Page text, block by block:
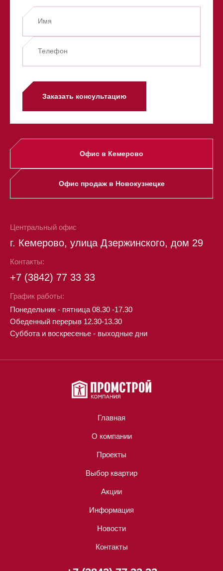
Заказать консультацию
Офис в Кемерово
Офис продаж в Новокузнецке
Центральный офис
г. Кемерово, улица Дзержинского, дом 29
Контакты:
+7 (3842) 77 33 33
График работы:
Понедельник - пятница 08.30 -17.30
Обеденный перерыв 12.30-13.30
Суббота и воскресенье - выходные дни
Главная
О компании
Проекты
Выбор квартир
Акции
Информация
Новости
Контакты